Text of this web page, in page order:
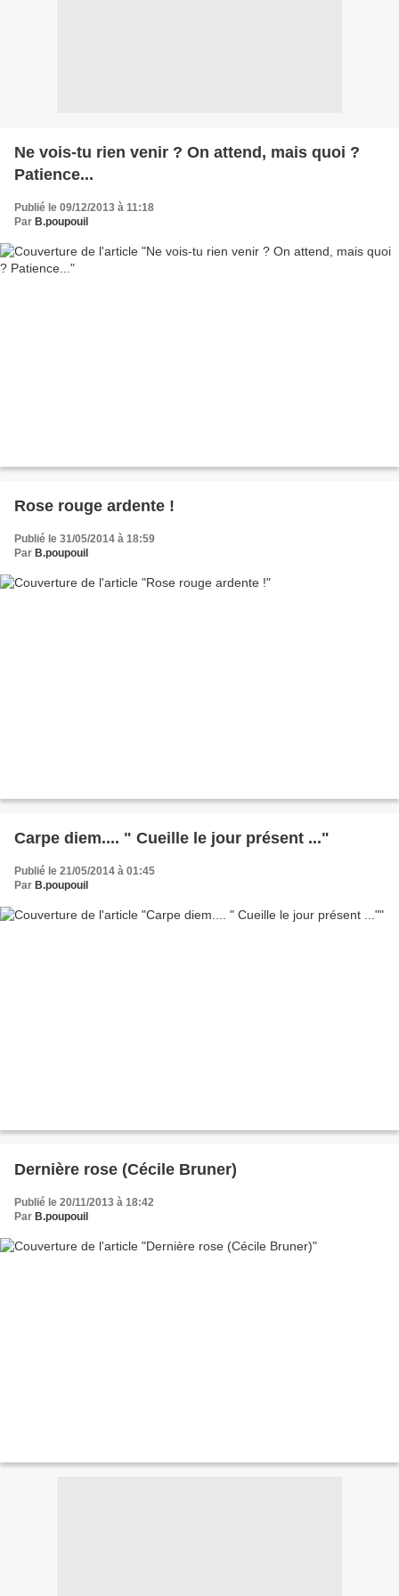
Ne vois-tu rien venir ? On attend, mais quoi ?
Patience...
Publié le 09/12/2013 à 11:18
Par B.poupouil
Rose rouge ardente !
Publié le 31/05/2014 à 18:59
Par B.poupouil
Carpe diem.... " Cueille le jour présent ..."
Publié le 21/05/2014 à 01:45
Par B.poupouil
Dernière rose (Cécile Bruner)
Publié le 20/11/2013 à 18:42
Par B.poupouil